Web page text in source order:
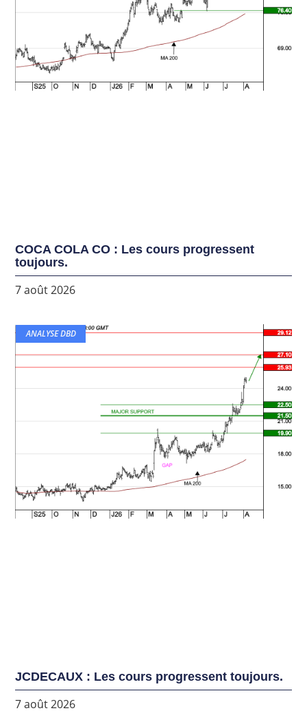
COCA COLA CO : Les cours progressent
toujours.
7 août 2026
ANALYSE DBD
JCDECAUX : Les cours progressent toujours.
7 août 2026